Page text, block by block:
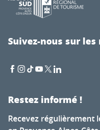
Suivez-nous sur
Restez informé !
Recevez régulièrement